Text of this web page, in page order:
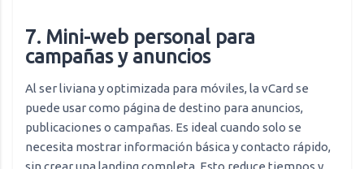
7. Mini-web personal para
campañas y anuncios
Al ser liviana y optimizada para móviles, la vCard se
puede usar como página de destino para anuncios,
publicaciones o campañas. Es ideal cuando solo se
necesita mostrar información básica y contacto rápido,